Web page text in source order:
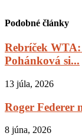
Podobné články
Rebríček
Pohánková si...
13 júla, 2026
Roger Federer
8 júna, 2026